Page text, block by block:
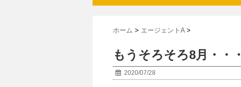
ホーム > エージェントA >
もうそろそろ8月・・・
2020/07/28